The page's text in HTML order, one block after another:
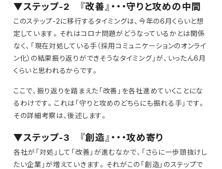
▼ステップ-2 『改善』・・・守りと攻めの中間
このステップ-2に移行するタイミングは、今年の6月くらいと想
定しています。それはコロナ問題がどうなっているかとは関係
なく、「現在対処している手（採用コミュニケーションのオンライ
ン化）の結果振り返りができそうなタイミング」が、いったん6月
くらいと思われるからです。
ここで、振り返りを踏まえた「改善」を各社進めていくことにな
るわけです。これは「守りと攻めのどちらにも振れる手」です。
その詳細考察は、後述します。
▼ステップ-3 『創造』・・・攻め寄り
各社が「対処」して「改善」が進むなかで、「さらに一歩頭抜けし
たい企業」が増えていきます。それがこの「創造」のステップで